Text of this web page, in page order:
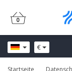
€
0
0
Startseite